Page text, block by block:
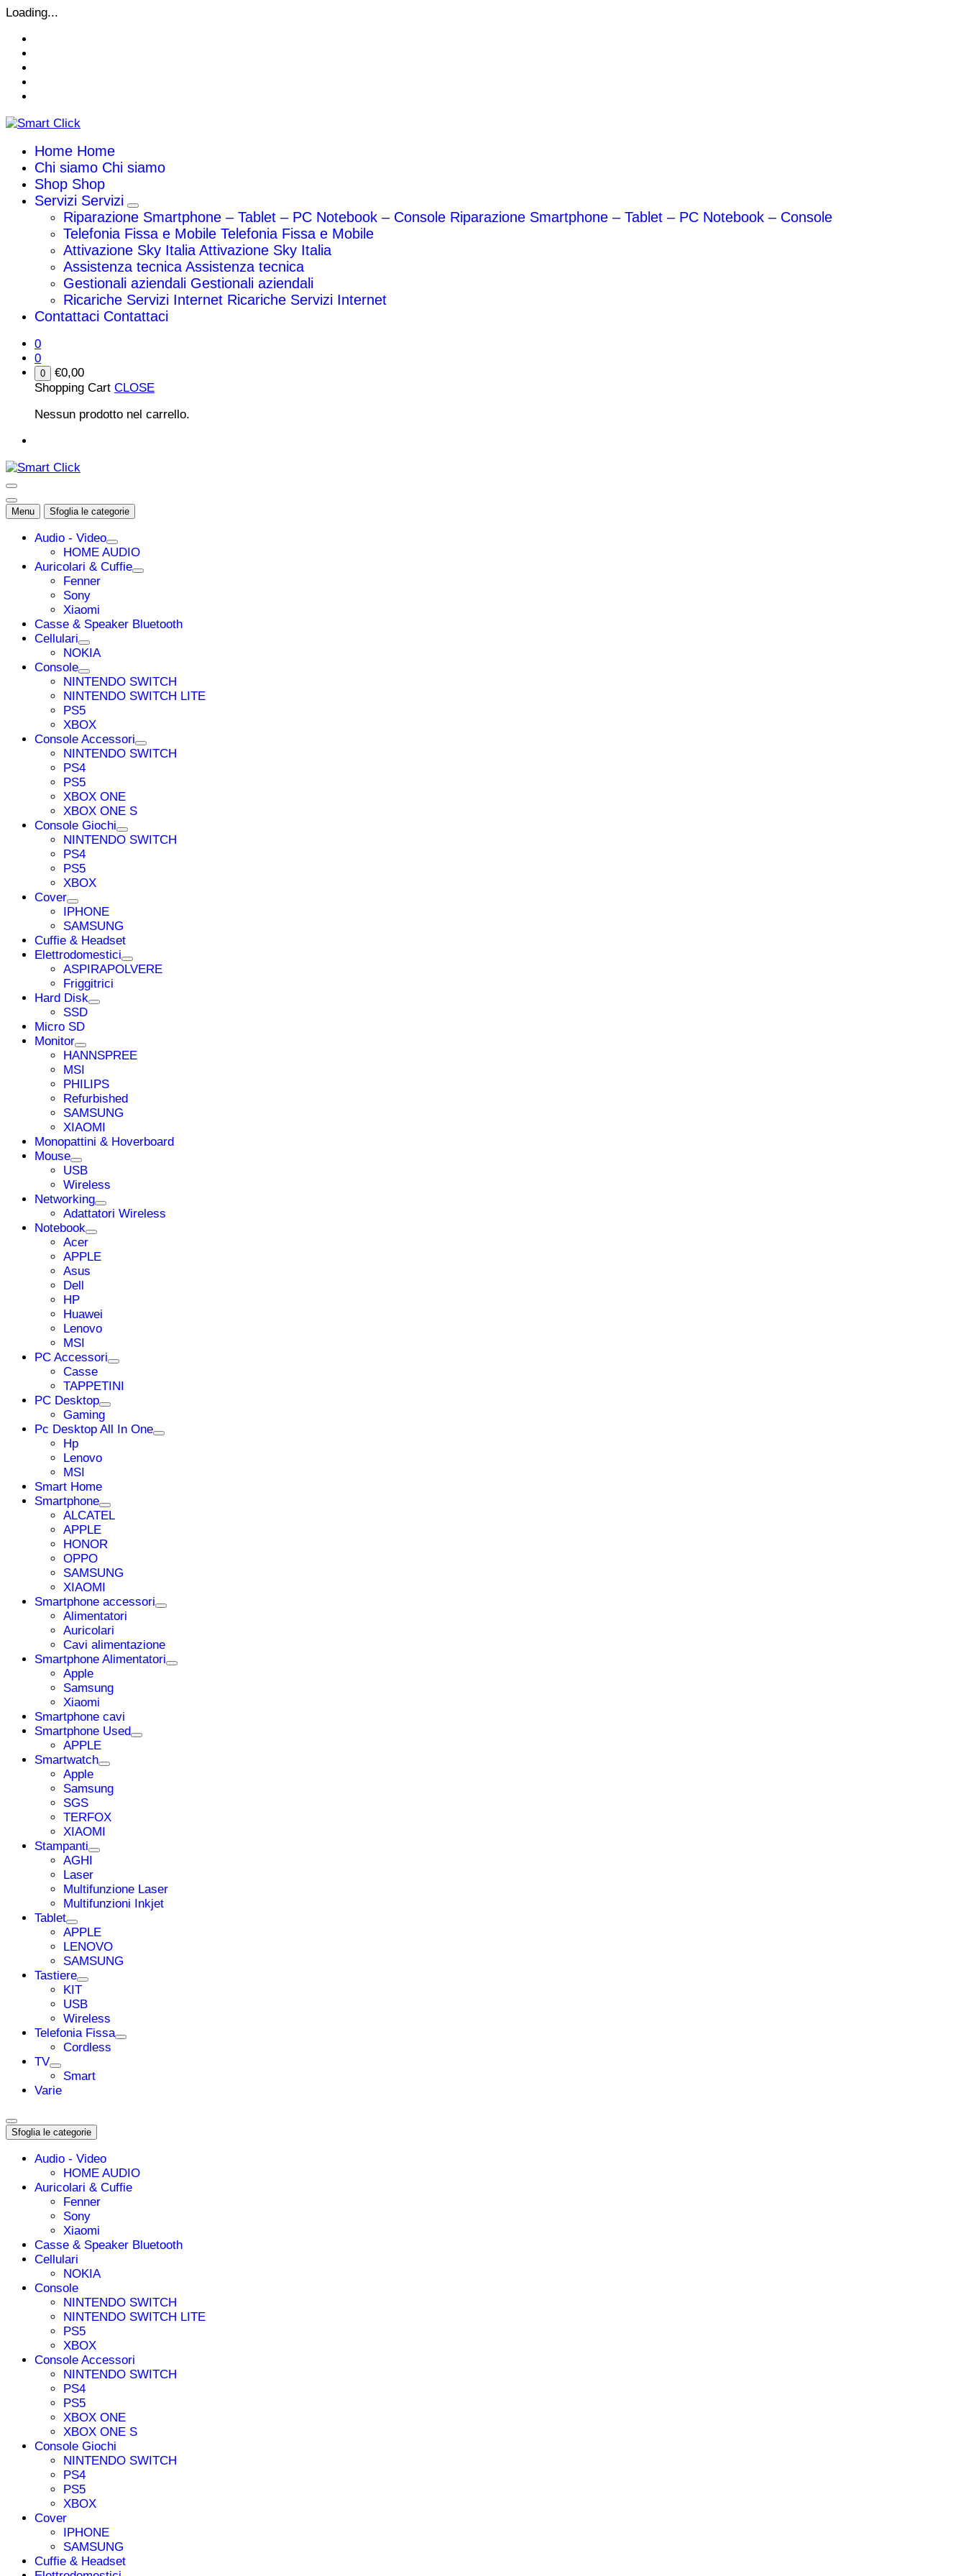
Vai
contenuto
Loading...
Home Home
Chi siamo Chi siamo
Shop Shop
Servizi Servizi
Riparazione Smartphone – Tablet – PC Notebook – Console Riparazione Smartphone – Tablet – PC Notebook – Console
Telefonia Fissa e Mobile Telefonia Fissa e Mobile
Attivazione Sky Italia Attivazione Sky Italia
Assistenza tecnica Assistenza tecnica
Gestionali aziendali Gestionali aziendali
Ricariche Servizi Internet Ricariche Servizi Internet
Contattaci Contattaci
0
0
0 €0,00
Shopping Cart CLOSE
Nessun prodotto nel carrello.
Menu Sfoglia le categorie
Audio - Video
HOME AUDIO
Auricolari & Cuffie
Fenner
Sony
Xiaomi
Casse & Speaker Bluetooth
Cellulari
NOKIA
Console
NINTENDO SWITCH
NINTENDO SWITCH LITE
PS5
XBOX
Console Accessori
NINTENDO SWITCH
PS4
PS5
XBOX ONE
XBOX ONE S
Console Giochi
NINTENDO SWITCH
PS4
PS5
XBOX
Cover
IPHONE
SAMSUNG
Cuffie & Headset
Elettrodomestici
ASPIRAPOLVERE
Friggitrici
Hard Disk
SSD
Micro SD
Monitor
HANNSPREE
MSI
PHILIPS
Refurbished
SAMSUNG
XIAOMI
Monopattini & Hoverboard
Mouse
USB
Wireless
Networking
Adattatori Wireless
Notebook
Acer
APPLE
Asus
Dell
HP
Huawei
Lenovo
MSI
PC Accessori
Casse
TAPPETINI
PC Desktop
Gaming
Pc Desktop All In One
Hp
Lenovo
MSI
Smart Home
Smartphone
ALCATEL
APPLE
HONOR
OPPO
SAMSUNG
XIAOMI
Smartphone accessori
Alimentatori
Auricolari
Cavi alimentazione
Smartphone Alimentatori
Apple
Samsung
Xiaomi
Smartphone cavi
Smartphone Used
APPLE
Smartwatch
Apple
Samsung
SGS
TERFOX
XIAOMI
Stampanti
AGHI
Laser
Multifunzione Laser
Multifunzioni Inkjet
Tablet
APPLE
LENOVO
SAMSUNG
Tastiere
KIT
USB
Wireless
Telefonia Fissa
Cordless
TV
Smart
Varie
Sfoglia le categorie
Audio - Video
HOME AUDIO
Auricolari & Cuffie
Fenner
Sony
Xiaomi
Casse & Speaker Bluetooth
Cellulari
NOKIA
Console
NINTENDO SWITCH
NINTENDO SWITCH LITE
PS5
XBOX
Console Accessori
NINTENDO SWITCH
PS4
PS5
XBOX ONE
XBOX ONE S
Console Giochi
NINTENDO SWITCH
PS4
PS5
XBOX
Cover
IPHONE
SAMSUNG
Cuffie & Headset